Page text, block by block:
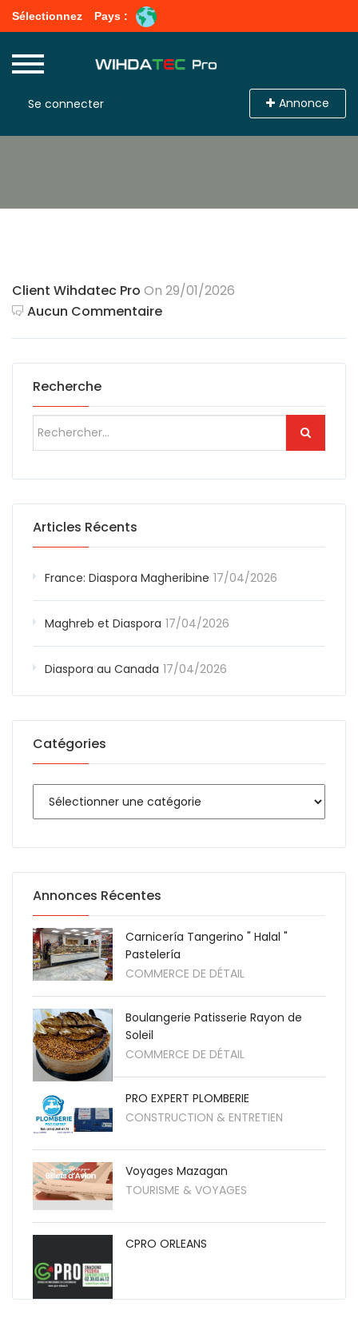
Sélectionnez Pays :
Se connecter Annonce
Client Wihdatec Pro On 29/01/2026
Aucun Commentaire
Recherche
Articles Récents
France: Diaspora Magheribine 17/04/2026
Maghreb et Diaspora 17/04/2026
Diaspora au Canada 17/04/2026
Catégories
Annonces Récentes
Carnicería Tangerino " Halal "
Pastelería
COMMERCE DE DÉTAIL
Boulangerie Patisserie Rayon de
Soleil
COMMERCE DE DÉTAIL
PRO EXPERT PLOMBERIE
CONSTRUCTION & ENTRETIEN
Voyages Mazagan
TOURISME & VOYAGES
CPRO ORLEANS